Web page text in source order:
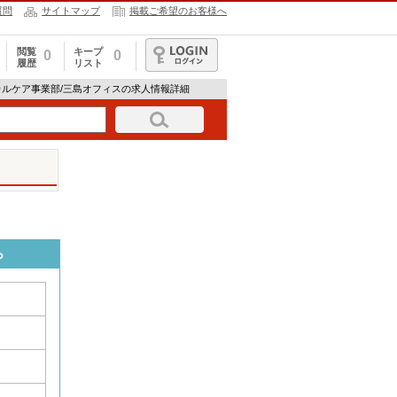
問 サイトマップ 掲載ご希望のお客様へ
閲覧
履歴
0
キープ
リスト
0
ログイン
ケア事業部/三島オフィスの求人情報詳細